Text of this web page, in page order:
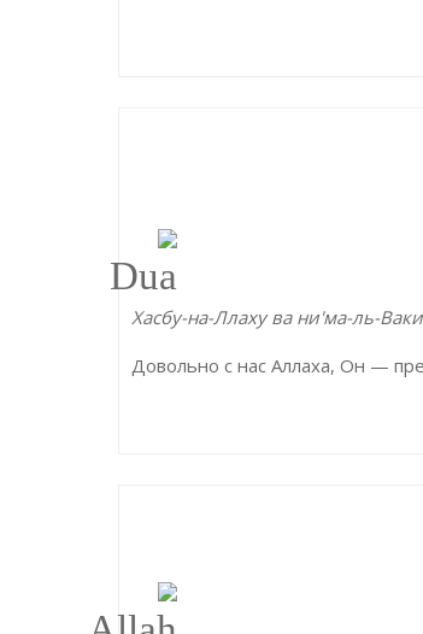
Хасбу-на-Ллаху ва ни'ма-ль-
Довольно с нас Аллаха, Он —